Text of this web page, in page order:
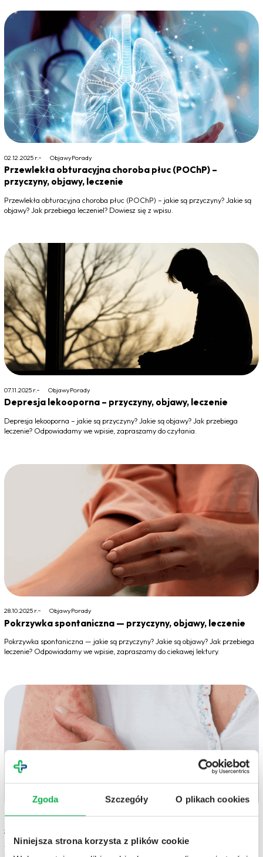
Zgoda Szczegóły O plikach cookies
Niniejsza strona korzysta z plików cookie
02.12.2025 r. ObjawyPorady
Przewlekła obturacyjna choroba płuc (POChP) –
przyczyny, objawy, leczenie
Przewlekła obturacyjna choroba płuc (POChP) – jakie są przyczyny? Jakie są
objawy? Jak przebiega leczeniel? Dowiesz się z wpisu.
07.11.2025 r. ObjawyPorady
Depresja lekooporna – przyczyny, objawy, leczenie
Depresja lekooporna – jakie są przyczyny? Jakie są objawy? Jak przebiega
leczenie? Odpowiadamy we wpisie, zapraszamy do czytania.
28.10.2025 r. ObjawyPorady
Pokrzywka spontaniczna — przyczyny, objawy, leczenie
Pokrzywka spontaniczna — jakie są przyczyny? Jakie są objawy? Jak przebiega
leczenie? Odpowiadamy we wpisie, zapraszamy do ciekawej lektury.
24.10.2025 r.
Atopowe zapalenie skóry (AZS) – przyczyny, objawy,